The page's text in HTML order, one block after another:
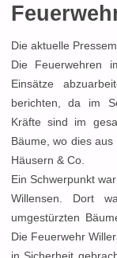
Die aktuelle
Die Feuerwehren
Einsätze
berichten, da im
Kräfte sind im
Bäume, wo dies
Häusern & Co.
Ein Schwerpunkt
Willensen. Dort
umgestürzten
Die Feuerwehr